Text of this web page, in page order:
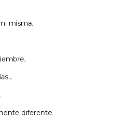
misma.
diferente.